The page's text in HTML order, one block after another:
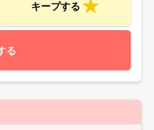
キープする
る